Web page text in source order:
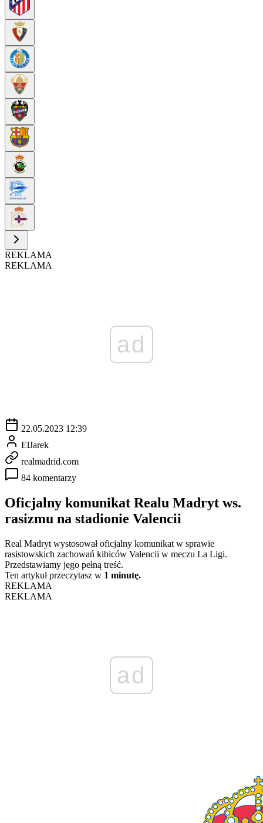
REKLAMA
REKLAMA
ad
22.05.2023 12:39
ElJarek
realmadrid.com
84 komentarzy
Oficjalny komunikat Realu Madryt ws.
rasizmu na stadionie Valencii
Real Madryt wystosował oficjalny komunikat w sprawie
rasistowskich zachowań kibiców Valencii w meczu La Ligi.
Przedstawiamy jego pełną treść.
Ten artykuł przeczytasz w 1 minutę.
REKLAMA
REKLAMA
ad